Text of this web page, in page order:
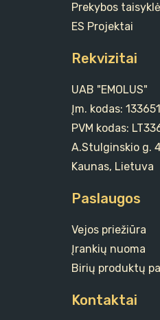
Prekybos
ES Projektai
Rekvizitai
UAB "EMOLUS"
Įm. kodas:
PVM kodas:
A.Stulginskio g.
Kaunas, Lietuva
Paslaugos
Vejos priežiūra
Įrankių nuoma
Birių produktų
Kontaktai